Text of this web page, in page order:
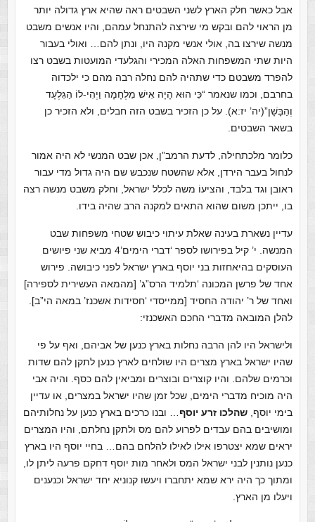
אבל כאשר חלק הארץ לשני השבטים ראה שהיא ארץ גדולה יותר
מן הראוי להם ובקש מי שירצה להתנחל עמהם, והיו אנשים משבט
מנשה שירצו בה, אולי אנשי מקנה היו, ונתן להם… ואולי בעבור
היות שתי המשפחות האלה המכירי והגלעדי המועטות בשבט רצו
להפרד משבטם כדי שתהיה להם נחלה רבה מהם כי ילכדוה
בחרבם, וכמו שנאמר “כִּי הוּא הָיָה אִישׁ מִלְחָמָה וַיְהִי-לוֹ הַגִּלְעָד
וְהַבָּשָׁן”(יה’ יז:א). על כן הזכיר בשבט הזה חבלים, ולא הזכיר כן
בשאר השבטים.
כלומר מלכתחילה, לדעת הרמב”ן, אכן שבט המנשי לא היה אמור
לנחול בעבר הירדן, אלא שהשטח שנכבש שם היה גדול מדי עבור
ראובן וגד בלבד, והציעוֹ משה לכלל ישראל, וחלק משבט מנשה רצה
בו, ייתכן משום שהוא התאים למקנה הרב שהיה בידו.
עדיין נשארת בעינה שאלת עיתוי כיבוש שטחי משפחות שבט
המנשה. י’ קיל בפירושו לספר ‘דברי הימים’ 4 מביא שני פיושים
העוסקים בהיאחזות בני יוסף בארץ ישראל לפני כיבושה. פירוש
אחד של פרשן המכונה ‘תלמיד הרס”ג’ [מהמאה העשירית לספירה]
ואחד של ר’ יהודה החסיד [ממייסדי ‘חסידות אשכנז’ במאה הי”ב].
להלן המובאה מדברי החכם האשכנזי:
ולישראל היו להן הרבה נחלות בארץ כנען של אביהם, ואף על פי
שהיו ישראל בארץ מצרים היו שולחים לארץ כנען לתקן להם שדות
וכרמים שלהם. והיו קוצרים ובוצרים ומביאין להם כסף. והיה אבי
היה מוכיח מדברי הימים, שכל זמן שהיו ישראל במצרים, או עדיין
בימי יוסף, שהלכו זרע יוסף … ובנו כרכים בארץ כנען על נחלותיהם
ומושיבים בהם עבדים לפרוע להם מס ולתקן נחלתם, והיו המצרים
יראים שמא יצטרפו אילו לאילו להלחם בהם… בחיי יוסף היו בארץ
כנען נותנין לבני ישראל המס ולאחר מות יוסף דחקם פרעה ליתן לו,
ומתוך כך היה ירא שמא יתחברו ויעשו קנוניא יחד ישראל וכנענים
ויעלו מן הארץ.